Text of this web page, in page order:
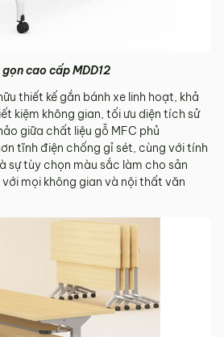
cao cấp MDD12
thiết kế gắn bánh xe linh hoạt, khả
kiệm không gian, tối ưu diện tích sử
giữa chất liệu gỗ MFC phủ
tĩnh điện chống gỉ sét, cùng với tính
sự tùy chọn màu sắc làm cho sản
mọi không gian và nội thất văn